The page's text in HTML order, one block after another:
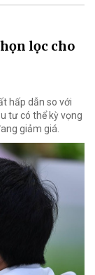
lọc cho
hấp dẫn so với
tư có thể kỳ vọng
giảm giá.